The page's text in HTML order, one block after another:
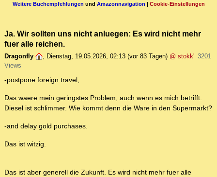
Weitere Buchempfehlungen und Amazonnavigation | Cookie-Einstellungen
Ja. Wir sollten uns nicht anluegen: Es wird nicht mehr
fuer alle reichen.
Dragonfly , Dienstag, 19.05.2026, 02:13 (vor 83 Tagen) @ stokk' 3201
Views
-postpone foreign travel,
Das waere mein geringstes Problem, auch wenn es mich betrifft.
Diesel ist schlimmer. Wie kommt denn die Ware in den Supermarkt?
-and delay gold purchases.
Das ist witzig.
Das ist aber generell die Zukunft. Es wird nicht mehr fuer alle